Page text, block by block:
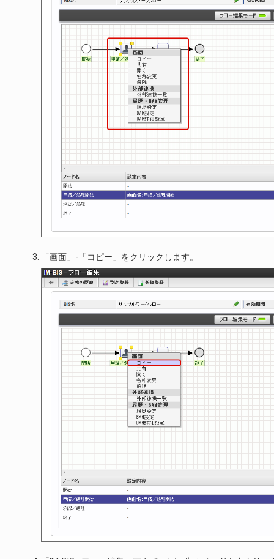
「画面」-「コピー」をクリックします。